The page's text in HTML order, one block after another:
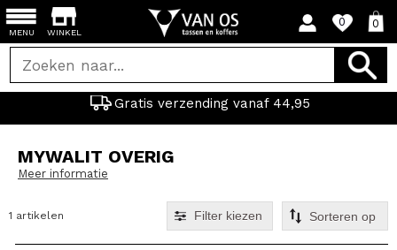
WINKEL
0 0
Gratis verzending vanaf 44,95
MENU
MYWALIT OVERIG
Meer informatie
1 artikelen Filter kiezen